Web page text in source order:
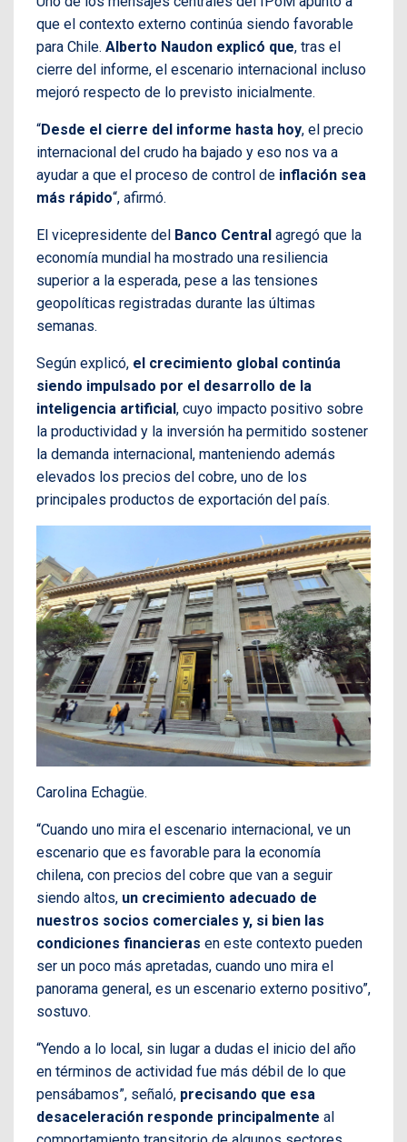
que el contexto externo continúa siendo favorable
para Chile. Alberto Naudon explicó que, tras el
cierre del informe, el escenario internacional incluso
mejoró respecto de lo previsto inicialmente.
“Desde el cierre del informe hasta hoy, el precio
internacional del crudo ha bajado y eso nos va a
ayudar a que el proceso de control de inflación sea
más rápido“, afirmó.
El vicepresidente del Banco Central agregó que la
economía mundial ha mostrado una resiliencia
superior a la esperada, pese a las tensiones
geopolíticas registradas durante las últimas
semanas.
Según explicó, el crecimiento global continúa
siendo impulsado por el desarrollo de la
inteligencia artificial, cuyo impacto positivo sobre
la productividad y la inversión ha permitido sostener
la demanda internacional, manteniendo además
elevados los precios del cobre, uno de los
principales productos de exportación del país.
Carolina Echagüe.
“Cuando uno mira el escenario internacional, ve un
escenario que es favorable para la economía
chilena, con precios del cobre que van a seguir
siendo altos, un crecimiento adecuado de
nuestros socios comerciales y, si bien las
condiciones financieras en este contexto pueden
ser un poco más apretadas, cuando uno mira el
panorama general, es un escenario externo positivo”,
sostuvo.
“Yendo a lo local, sin lugar a dudas el inicio del año
en términos de actividad fue más débil de lo que
pensábamos”, señaló, precisando que esa
desaceleración responde principalmente al